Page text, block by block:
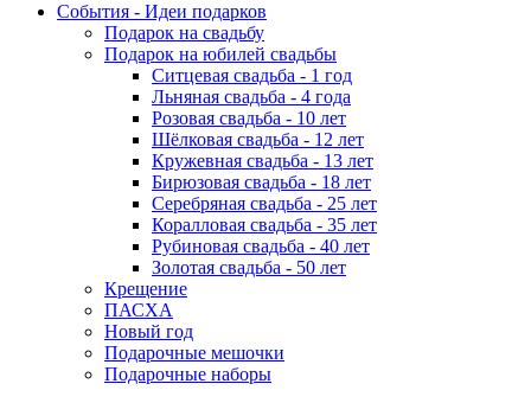
События - Идеи подарков
Подарок на свадьбу
Подарок на юбилей свадьбы
Ситцевая свадьба - 1 год
Льняная свадьба - 4 года
Розовая свадьба - 10 лет
Шёлковая свадьба - 12 лет
Кружевная свадьба - 13 лет
Бирюзовая свадьба - 18 лет
Серебряная свадьба - 25 лет
Коралловая свадьба - 35 лет
Рубиновая свадьба - 40 лет
Золотая свадьба - 50 лет
Крещение
ПАСХА
Новый год
Подарочные мешочки
Подарочные наборы